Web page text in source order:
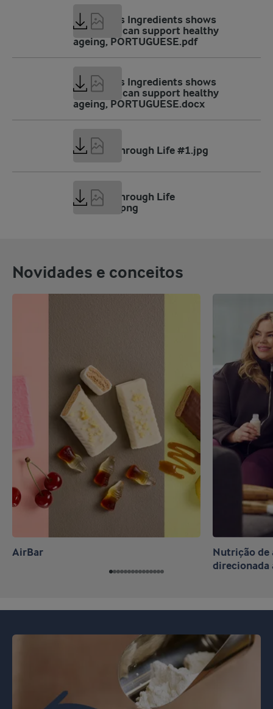
Arla Foods Ingredients shows
how dairy can support healthy
ageing, PORTUGUESE.pdf
Arla Foods Ingredients shows
how dairy can support healthy
ageing, PORTUGUESE.docx
Healthy Through Life #1.jpg
Healthy Through Life
concepts.png
Novidades e conceitos
AirBar
Nutrição de
direcionada